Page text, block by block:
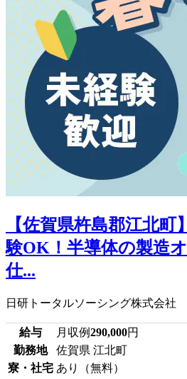
【佐賀県杵島郡江北町
験OK！半導体の製造
仕...
日研トータルソーシング株式会社
給与 月収例290,000円
勤務地
佐賀県 江北町
寮・社宅 あり（無料）